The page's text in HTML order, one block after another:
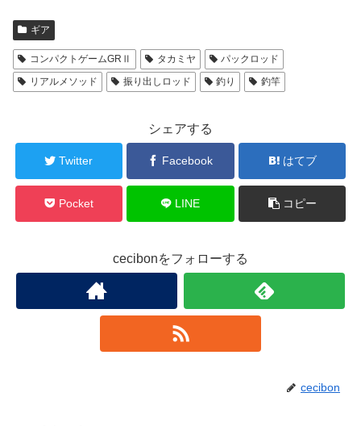
ギア
コンパクトゲームGRⅡ タカミヤ
パックロッド
リアルメソッド
振り出しロッド 釣り 釣竿
シェアする
Twitter Facebook はてブ
Pocket LINE コピー
cecibonをフォローする
cecibon